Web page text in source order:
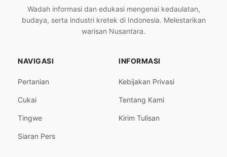
Wadah informasi dan edukasi mengenai kedaulatan,
budaya, serta industri kretek di Indonesia. Melestarikan
warisan Nusantara.
NAVIGASI
Pertanian
Cukai
Tingwe
Siaran Pers
INFORMASI
Kebijakan Privasi
Tentang Kami
Kirim Tulisan